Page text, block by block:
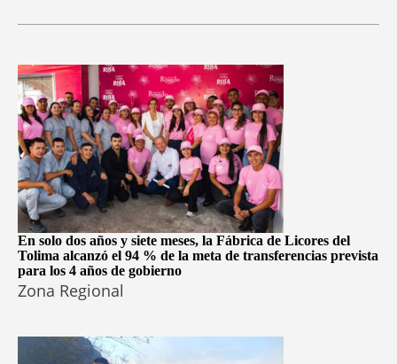
En solo dos años y siete meses, la Fábrica de Licores del
Tolima alcanzó el 94 % de la meta de transferencias prevista
para los 4 años de gobierno
Zona Regional